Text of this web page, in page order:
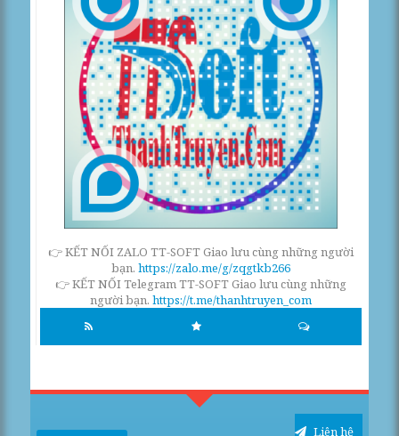
👉 KẾT NỐI ZALO TT-SOFT Giao lưu cùng những người
bạn. https://zalo.me/g/zqgtkb266
👉 KẾT NỐI Telegram TT-SOFT Giao lưu cùng những
người bạn. https://t.me/thanhtruyen_com
Liên hệ